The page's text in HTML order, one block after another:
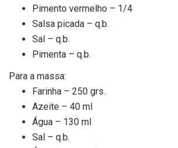
Pimento vermelho – 1/4
Salsa picada – q.b.
Sal – q.b.
Pimenta – q.b.
Para a massa:
Farinha – 250 grs.
Azeite – 40 ml
Água – 130 ml
Sal – q.b.